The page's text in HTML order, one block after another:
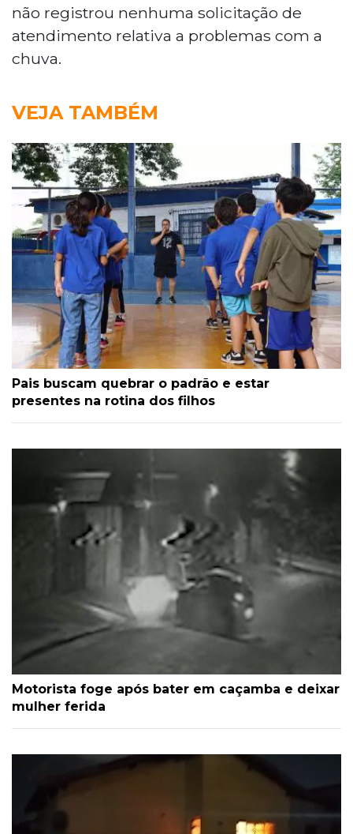
não registrou nenhuma solicitação de
atendimento relativa a problemas com a
chuva.
VEJA TAMBÉM
Pais buscam quebrar o padrão e estar
presentes na rotina dos filhos
Motorista foge após bater em caçamba e deixar
mulher ferida